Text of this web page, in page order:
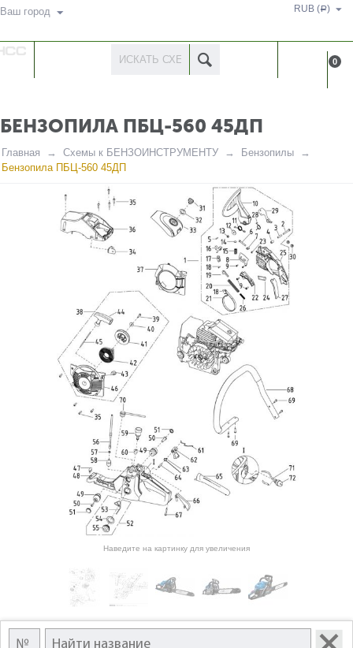
Ваш город RUB (Р)
0
БЕНЗОПИЛА ПБЦ-560 45ДП
Главная Схемы к БЕНЗОИНСТРУМЕНТУ
Бензопилы
Бензопила ПБЦ-560 45ДП
Наведите на картинку для увеличения